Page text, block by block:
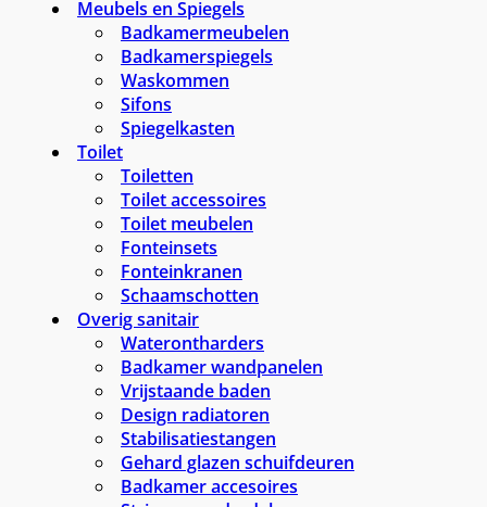
Meubels en Spiegels
Badkamermeubelen
Badkamerspiegels
Waskommen
Sifons
Spiegelkasten
Toilet
Toiletten
Toilet accessoires
Toilet meubelen
Fonteinsets
Fonteinkranen
Schaamschotten
Overig sanitair
Waterontharders
Badkamer wandpanelen
Vrijstaande baden
Design radiatoren
Stabilisatiestangen
Gehard glazen schuifdeuren
Badkamer accesoires